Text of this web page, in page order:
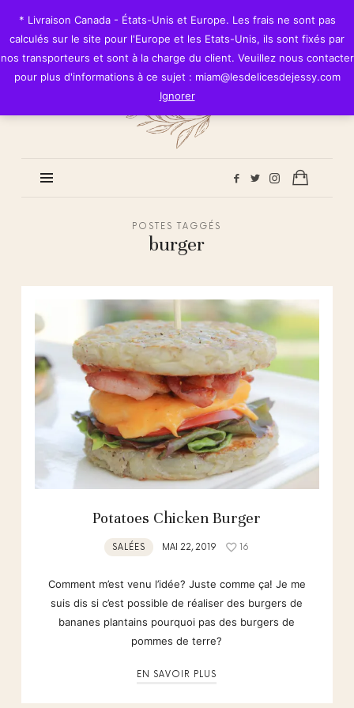
Les
Délices
de
Jessy
POSTES TAGGÉS
burger
Potatoes Chicken Burger
SALÉES MAI 22, 2019 16
Comment m’est venu l’idée? Juste comme ça! Je me
suis dis si c’est possible de réaliser des burgers de
bananes plantains pourquoi pas des burgers de
pommes de terre?
EN SAVOIR PLUS
* Livraison Canada - États-Unis et Europe. Les frais ne sont pas
calculés sur le site pour l'Europe et les Etats-Unis, ils sont fixés par
nos transporteurs et sont à la charge du client. Veuillez nous contacter
pour plus d'informations à ce sujet : miam@lesdelicesdejessy.com
Ignorer